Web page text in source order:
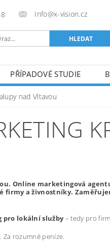
Info@x-vision.cz
PŘÍPADOVÉ STUDIE
nad Vltavou
Online marketingová
firmy a živnostníky.
lokální služby– tedy pro
Za rozumné peníze.